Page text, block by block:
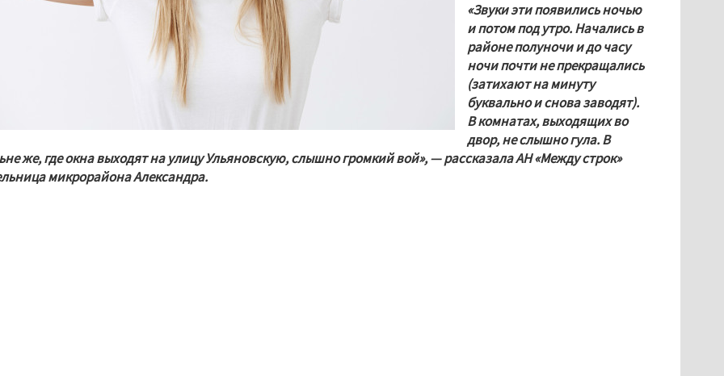
«Звуки эти появились ночью
и потом под утро. Начались в
районе полуночи и до часу
ночи почти не прекращались
(затихают на минуту
буквально и снова заводят).
В комнатах, выходящих во
двор, не слышно гула. В
же, где окна выходят на улицу Ульяновскую, слышно громкий вой», — рассказала АН «Между строк»
микрорайона Александра.